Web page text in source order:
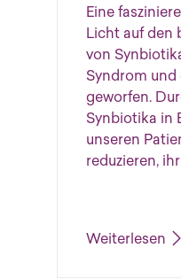
Eine
Licht auf den
von
Syndrom
geworfen.
Synbiotika in
unseren
reduzieren,
Weiterlesen